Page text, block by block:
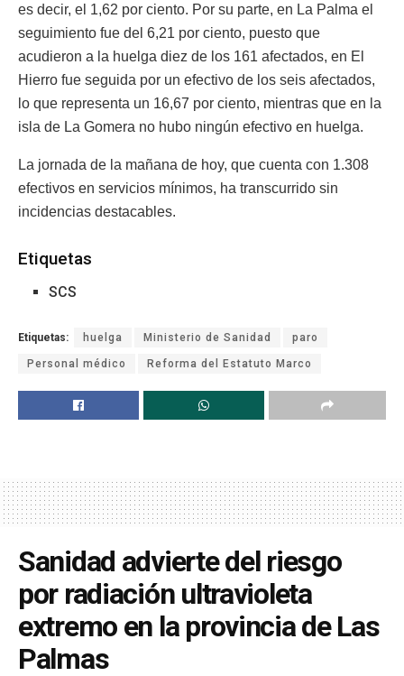
es decir, el 1,62 por ciento. Por su parte, en La Palma el
seguimiento fue del 6,21 por ciento, puesto que
acudieron a la huelga diez de los 161 afectados, en El
Hierro fue seguida por un efectivo de los seis afectados,
lo que representa un 16,67 por ciento, mientras que en la
isla de La Gomera no hubo ningún efectivo en huelga.
La jornada de la mañana de hoy, que cuenta con 1.308
efectivos en servicios mínimos, ha transcurrido sin
incidencias destacables.
Etiquetas
SCS
Etiquetas: huelga Ministerio de Sanidad paro
Personal médico Reforma del Estatuto Marco
Sanidad advierte del riesgo
por radiación ultravioleta
extremo en la provincia de Las
Palmas